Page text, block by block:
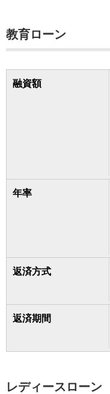
教育ローン
融資額
年率
返済方式
返済期間
レディースローン